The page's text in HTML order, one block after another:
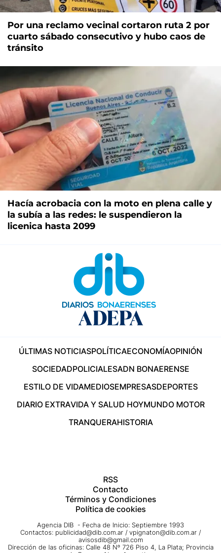
Por una reclamo vecinal cortaron ruta 2 por
cuarto sábado consecutivo y hubo caos de
tránsito
Hacía acrobacia con la moto en plena calle y
la subía a las redes: le suspendieron la
licenica hasta 2099
ÚLTIMAS NOTICIASPOLÍTICAECONOMÍAOPINIÓN
SOCIEDADPOLICIALESADN BONAERENSE
ESTILO DE VIDAMEDIOSEMPRESASDEPORTES
DIARIO EXTRAVIDA Y SALUD HOYMUNDO MOTOR
TRANQUERAHISTORIA
RSS
Contacto
Términos y Condiciones
Política de cookies
Agencia DIB - Fecha de Inicio: Septiembre 1993
Contactos: publicidad@dib.com.ar / vpignaton@dib.com.ar /
avisosdib@gmail.com
Dirección de las oficinas: Calle 48 Nº 726 Piso 4, La Plata; Provincia